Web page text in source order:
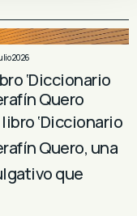
2026
‘Diccionario
Quero
‘Diccionario
Quero, una
que